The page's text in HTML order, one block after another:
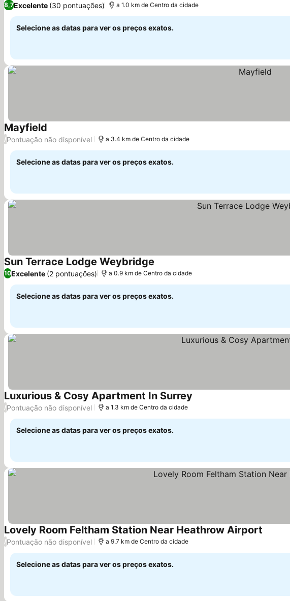
8,7Excelente (30 pontuações) a 1.0 km de Centro da cidade
Selecione as datas para ver os preços exatos.
Mayfield
/Pontuação não disponível a 3.4 km de Centro da cidade
Selecione as datas para ver os preços exatos.
Sun Terrace Lodge Weybridge
10Excelente (2 pontuações) a 0.9 km de Centro da cidade
Selecione as datas para ver os preços exatos.
Luxurious & Cosy Apartment In Surrey
/Pontuação não disponível a 1.3 km de Centro da cidade
Selecione as datas para ver os preços exatos.
Lovely Room Feltham Station Near Heathrow Airport
/Pontuação não disponível a 9.7 km de Centro da cidade
Selecione as datas para ver os preços exatos.